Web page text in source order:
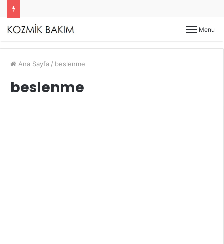
Menu
Ana Sayfa / beslenme
beslenme